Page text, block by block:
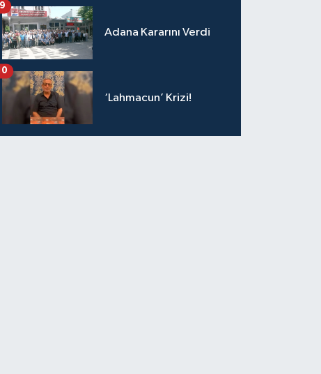
Adana Kararını Verdi
9
‘Lahmacun’ Krizi!